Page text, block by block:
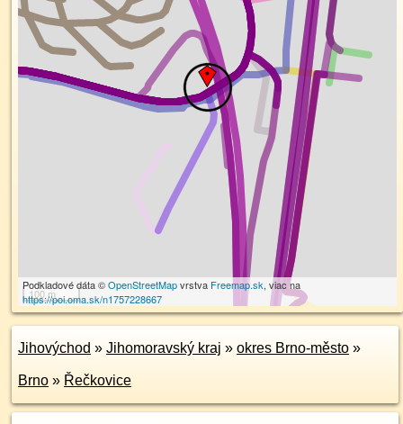
100 m
Podkladové dáta ©OpenStreetMapvrstva Freemap.sk, viac na
https://poi.oma.sk/n1757228667
Jihovýchod » Jihomoravský kraj » okres Brno-město »
Brno » Řečkovice